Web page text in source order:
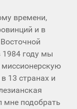
времени,
и в
1984 году мы
13 странах и
мне подобрать